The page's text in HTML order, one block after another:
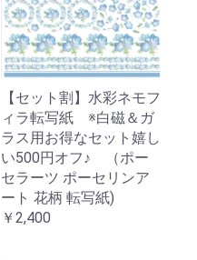
【セット割】水彩ネモフ
ィラ転写紙 ※白磁＆ガ
ラス用お得なセット嬉し
い500円オフ♪ （ポー
セラーツ ポーセリンア
ート 花柄 転写紙)
￥2,400